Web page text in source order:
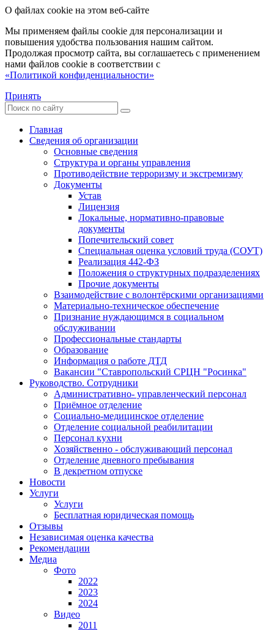
О файлах cookie на этом веб-сайте
Мы применяем файлы cookie для персонализации и
повышения удобства пользования нашим сайтом.
Продолжая просмотр сайта, вы соглашаетесь с применением
нами файлов cookie в соответствии с
«Политикой конфиденциальности»
Принять
Главная
Сведения об организации
Основные сведения
Структура и органы управления
Противодействие терроризму и экстремизму
Документы
Устав
Лицензия
Локальные, нормативно-правовые
документы
Попечительский совет
Специальная оценка условий труда (СОУТ)
Реализация 442-ФЗ
Положения о структурных подразделениях
Прочие документы
Взаимодействие с волонтёрскими организациями
Материально-техническое обеспечение
Признание нуждающимся в социальном
обслуживании
Профессиональные стандарты
Образование
Информация о работе ДТД
Вакансии "Ставропольский СРЦН "Росинка"
Руководство. Сотрудники
Административно- управленческий персонал
Приёмное отделение
Социально-медицинское отделение
Отделение социальной реабилитации
Персонал кухни
Хозяйственно - обслуживающий персонал
Отделение дневного пребывания
В декретном отпуске
Новости
Услуги
Услуги
Бесплатная юридическая помощь
Отзывы
Независимая оценка качества
Рекомендации
Медиа
Фото
2022
2023
2024
Видео
2011